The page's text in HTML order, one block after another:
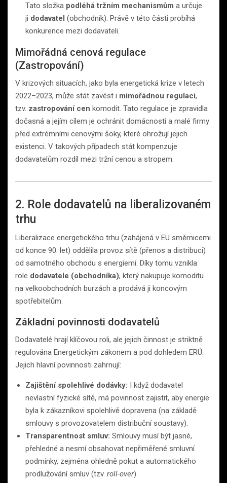
Tato složka podléhá tržním mechanismům a určuje
ji dodavatel (obchodník). Právě v této části probíhá
konkurence mezi dodavateli.
Mimořádná cenová regulace
(Zastropování)
V krizových situacích, jako byla energetická krize v letech
2022–2023, může stát zavést i mimořádnou regulaci,
tzv. zastropování cen komodit. Tato regulace je zpravidla
dočasná a jejím cílem je ochránit domácnosti a malé firmy
před extrémními cenovými šoky, které ohrožují jejich
existenci. V takových případech stát kompenzuje
dodavatelům rozdíl mezi tržní cenou a stropem.
2. Role dodavatelů na liberalizovaném
trhu
Liberalizace energetického trhu (zahájená v EU směrnicemi
od konce 90. let) oddělila provoz sítě (přenos a distribuci)
od samotného obchodu s energiemi. Díky tomu vznikla
role dodavatele (obchodníka), který nakupuje komoditu
na velkoobchodních burzách a prodává ji koncovým
spotřebitelům.
Základní povinnosti dodavatelů
Dodavatelé hrají klíčovou roli, ale jejich činnost je striktně
regulována Energetickým zákonem a pod dohledem ERÚ.
Jejich hlavní povinnosti zahrnují:
Zajištění spolehlivé dodávky: I když dodavatel
nevlastní fyzické sítě, má povinnost zajistit, aby energie
byla k zákazníkovi spolehlivě dopravena (na základě
smlouvy s provozovatelem distribuční soustavy).
Transparentnost smluv: Smlouvy musí být jasné,
přehledné a nesmí obsahovat nepřiměřené smluvní
podmínky, zejména ohledně pokut a automatického
prodlužování smluv (tzv. roll-over).